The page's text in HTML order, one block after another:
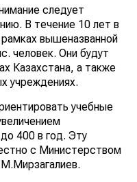
следует
В течение 10 лет в
вышеназванной
человек. Они будут
Казахстана, а также
учреждениях.
учебные
400 в год. Эту
с Министерством
М.Мирзагалиев.